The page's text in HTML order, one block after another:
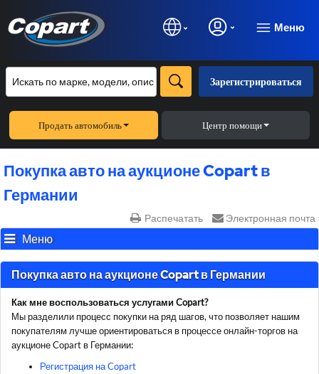
Меню
Зарегистрироваться
Продать автомобиль Центр помощи
Покупка авто на аукционе Copart в
Германии
Распечатать Электронная почта
Меню
Покупка авто на аукционе Copart в Германии
Как мне воспользоваться услугами Copart?
Мы разделили процесс покупки на ряд шагов, что позволяет нашим
покупателям лучше ориентироваться в процессе онлайн-торгов на
аукционе Copart в Германии:
Регистрация на Copart